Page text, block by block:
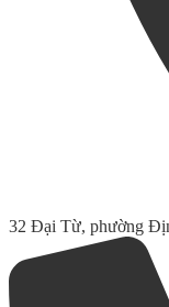
32 Đại Từ, phường